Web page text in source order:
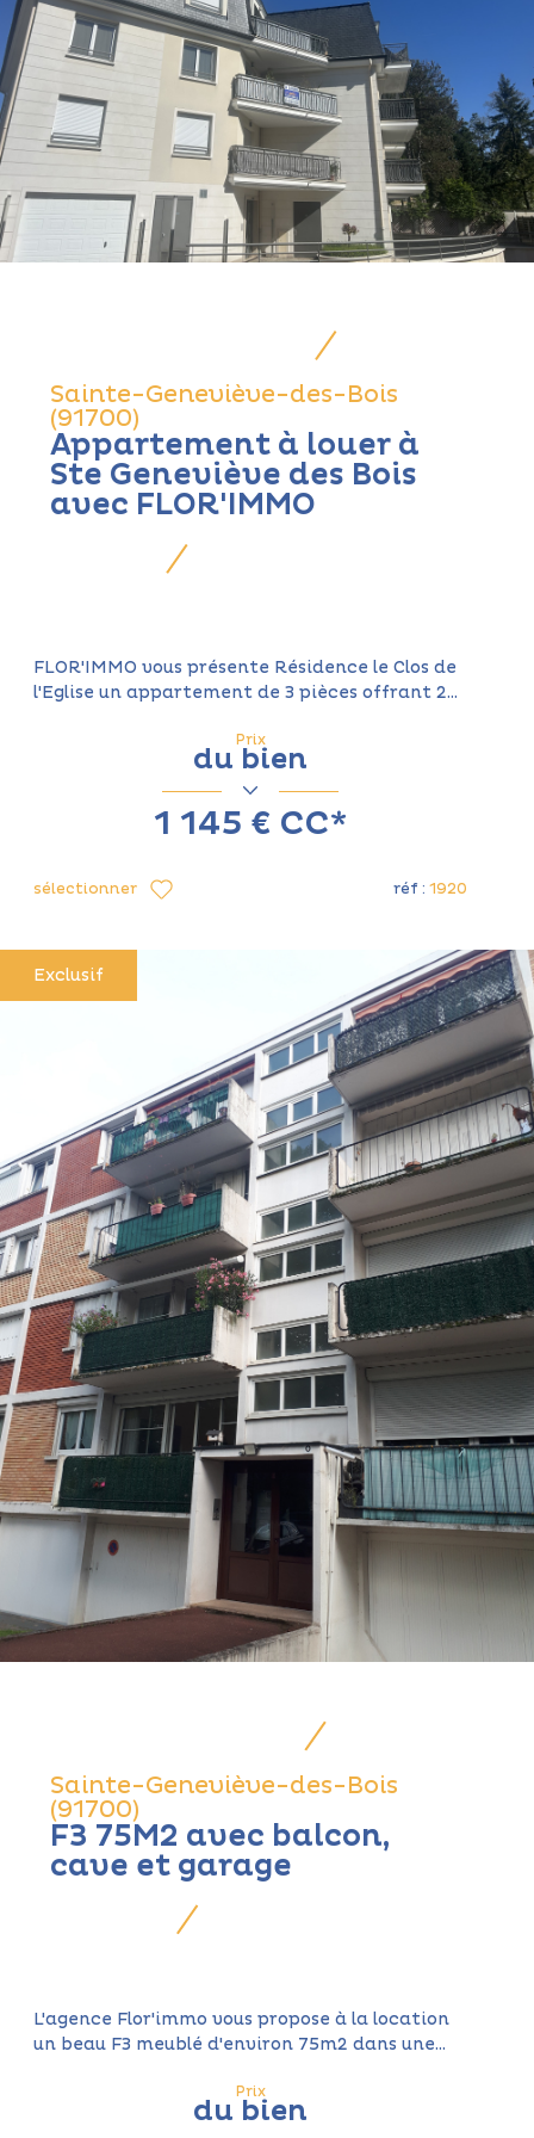
Sainte-Geneviève-des-Bois
(91700)
Appartement à louer à
Ste Geneviève des Bois
avec FLOR'IMMO
FLOR'IMMO vous présente Résidence le Clos de
l'Eglise un appartement de 3 pièces offrant 2...
Prix
du bien
1 145 € CC*
sélectionner réf : 1920
Exclusif
Sainte-Geneviève-des-Bois
(91700)
F3 75M2 avec balcon,
cave et garage
L'agence Flor'immo vous propose à la location
un beau F3 meublé d'environ 75m2 dans une...
Prix
du bien